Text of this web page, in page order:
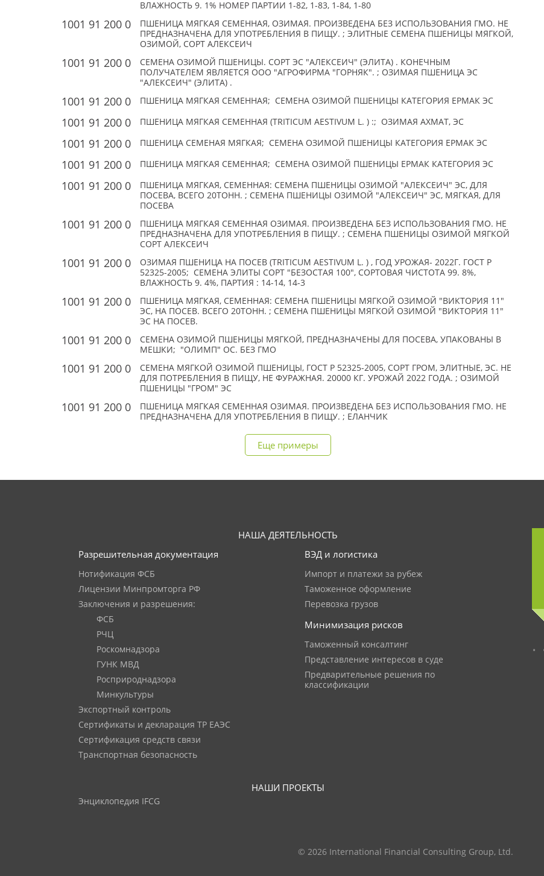
ВЛАЖНОСТЬ 9. 1% НОМЕР ПАРТИИ 1-82, 1-83, 1-84, 1-80
1001 91 200 0
ПШЕНИЦА МЯГКАЯ СЕМЕННАЯ, ОЗИМАЯ. ПРОИЗВЕДЕНА БЕЗ ИСПОЛЬЗОВАНИЯ ГМО. НЕ
ПРЕДНАЗНАЧЕНА ДЛЯ УПОТРЕБЛЕНИЯ В ПИЩУ. ; ЭЛИТНЫЕ СЕМЕНА ПШЕНИЦЫ МЯГКОЙ,
ОЗИМОЙ, СОРТ АЛЕКСЕИЧ
1001 91 200 0
СЕМЕНА ОЗИМОЙ ПШЕНИЦЫ. СОРТ ЭС "АЛЕКСЕИЧ" (ЭЛИТА) . КОНЕЧНЫМ
ПОЛУЧАТЕЛЕМ ЯВЛЯЕТСЯ ООО "АГРОФИРМА "ГОРНЯК". ; ОЗИМАЯ ПШЕНИЦА ЭС
"АЛЕКСЕИЧ" (ЭЛИТА) .
1001 91 200 0 ПШЕНИЦА МЯГКАЯ СЕМЕННАЯ; СЕМЕНА ОЗИМОЙ ПШЕНИЦЫ КАТЕГОРИЯ ЕРМАК ЭС
1001 91 200 0 ПШЕНИЦА МЯГКАЯ СЕМЕННАЯ (TRITICUM AESTIVUM L. ) :; ОЗИМАЯ АХМАТ, ЭС
1001 91 200 0 ПШЕНИЦА СЕМЕНАЯ МЯГКАЯ; СЕМЕНА ОЗИМОЙ ПШЕНИЦЫ КАТЕГОРИЯ ЕРМАК ЭС
1001 91 200 0 ПШЕНИЦА МЯГКАЯ СЕМЕННАЯ; СЕМЕНА ОЗИМОЙ ПШЕНИЦЫ ЕРМАК КАТЕГОРИЯ ЭС
1001 91 200 0
ПШЕНИЦА МЯГКАЯ, СЕМЕННАЯ: СЕМЕНА ПШЕНИЦЫ ОЗИМОЙ "АЛЕКСЕИЧ" ЭС, ДЛЯ
ПОСЕВА, ВСЕГО 20ТОНН. ; СЕМЕНА ПШЕНИЦЫ ОЗИМОЙ "АЛЕКСЕИЧ" ЭС, МЯГКАЯ, ДЛЯ
ПОСЕВА
1001 91 200 0
ПШЕНИЦА МЯГКАЯ СЕМЕННАЯ ОЗИМАЯ. ПРОИЗВЕДЕНА БЕЗ ИСПОЛЬЗОВАНИЯ ГМО. НЕ
ПРЕДНАЗНАЧЕНА ДЛЯ УПОТРЕБЛЕНИЯ В ПИЩУ. ; СЕМЕНА ПШЕНИЦЫ ОЗИМОЙ МЯГКОЙ
СОРТ АЛЕКСЕИЧ
1001 91 200 0
ОЗИМАЯ ПШЕНИЦА НА ПОСЕВ (TRITICUM AESTIVUM L. ) , ГОД УРОЖАЯ- 2022Г. ГОСТ Р
52325-2005; СЕМЕНА ЭЛИТЫ СОРТ "БЕЗОСТАЯ 100", СОРТОВАЯ ЧИСТОТА 99. 8%,
ВЛАЖНОСТЬ 9. 4%, ПАРТИЯ : 14-14, 14-3
1001 91 200 0
ПШЕНИЦА МЯГКАЯ, СЕМЕННАЯ: СЕМЕНА ПШЕНИЦЫ МЯГКОЙ ОЗИМОЙ "ВИКТОРИЯ 11"
ЭС, НА ПОСЕВ. ВСЕГО 20ТОНН. ; СЕМЕНА ПШЕНИЦЫ МЯГКОЙ ОЗИМОЙ "ВИКТОРИЯ 11"
ЭС НА ПОСЕВ.
1001 91 200 0
СЕМЕНА ОЗИМОЙ ПШЕНИЦЫ МЯГКОЙ, ПРЕДНАЗНАЧЕНЫ ДЛЯ ПОСЕВА, УПАКОВАНЫ В
МЕШКИ; "ОЛИМП" ОС. БЕЗ ГМО
1001 91 200 0
СЕМЕНА МЯГКОЙ ОЗИМОЙ ПШЕНИЦЫ, ГОСТ Р 52325-2005, СОРТ ГРОМ, ЭЛИТНЫЕ, ЭС. НЕ
ДЛЯ ПОТРЕБЛЕНИЯ В ПИЩУ, НЕ ФУРАЖНАЯ. 20000 КГ. УРОЖАЙ 2022 ГОДА. ; ОЗИМОЙ
ПШЕНИЦЫ "ГРОМ" ЭС
1001 91 200 0
ПШЕНИЦА МЯГКАЯ СЕМЕННАЯ ОЗИМАЯ. ПРОИЗВЕДЕНА БЕЗ ИСПОЛЬЗОВАНИЯ ГМО. НЕ
ПРЕДНАЗНАЧЕНА ДЛЯ УПОТРЕБЛЕНИЯ В ПИЩУ. ; ЕЛАНЧИК
Еще примеры
НАША ДЕЯТЕЛЬНОСТЬ
Разрешительная документация
Нотификация ФСБ
Лицензии Минпромторга РФ
Заключения и разрешения:
ФСБ
РЧЦ
Роскомнадзора
ГУНК МВД
Росприроднадзора
Минкультуры
Экспортный контроль
Сертификаты и декларация ТР ЕАЭС
Сертификация средств связи
Транспортная безопасность
ВЭД и логистика
Импорт и платежи за рубеж
Таможенное оформление
Перевозка грузов
Минимизация рисков
Таможенный консалтинг
Представление интересов в суде
Предварительные решения по
классификации
НАШИ ПРОЕКТЫ
Энциклопедия IFCG
© 2026 International Financial Consulting Group, Ltd.